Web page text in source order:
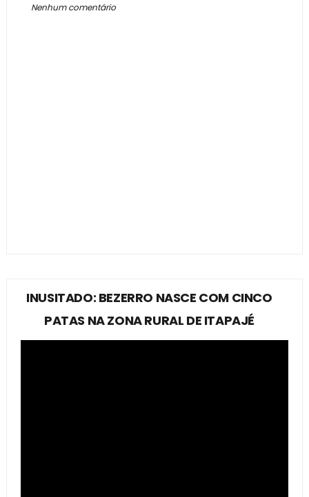
Nenhum comentário
INUSITADO: BEZERRO NASCE COM CINCO
PATAS NA ZONA RURAL DE ITAPAJÉ